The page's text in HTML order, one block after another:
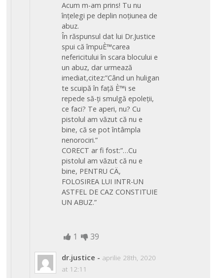
Acum m-am prins! Tu nu
înțelegi pe deplin noțiunea de
abuz.
În răspunsul dat lui Dr.Justice
spui că împuÈ™carea
nefericitului în scara blocului e
un abuz, dar urmează
imediat,citez:”Când un huligan
te scuipă în față È™i se
repede să-ți smulgă epoleții,
ce faci? Te aperi, nu? Cu
pistolul am văzut că nu e
bine, că se pot întâmpla
nenorociri.”
CORECT ar fi fost:”…Cu
pistolul am văzut că nu e
bine, PENTRU CÄ‚
FOLOSIREA LUI INTR-UN
ASTFEL DE CAZ CONSTITUIE
UN ABUZ.”
1 39
dr.justice - aprilie 28th, 2020
at 12:11